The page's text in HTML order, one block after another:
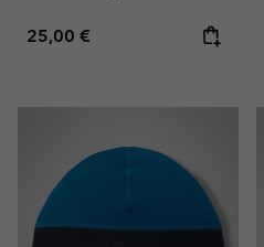
Regular price:
25,00 €